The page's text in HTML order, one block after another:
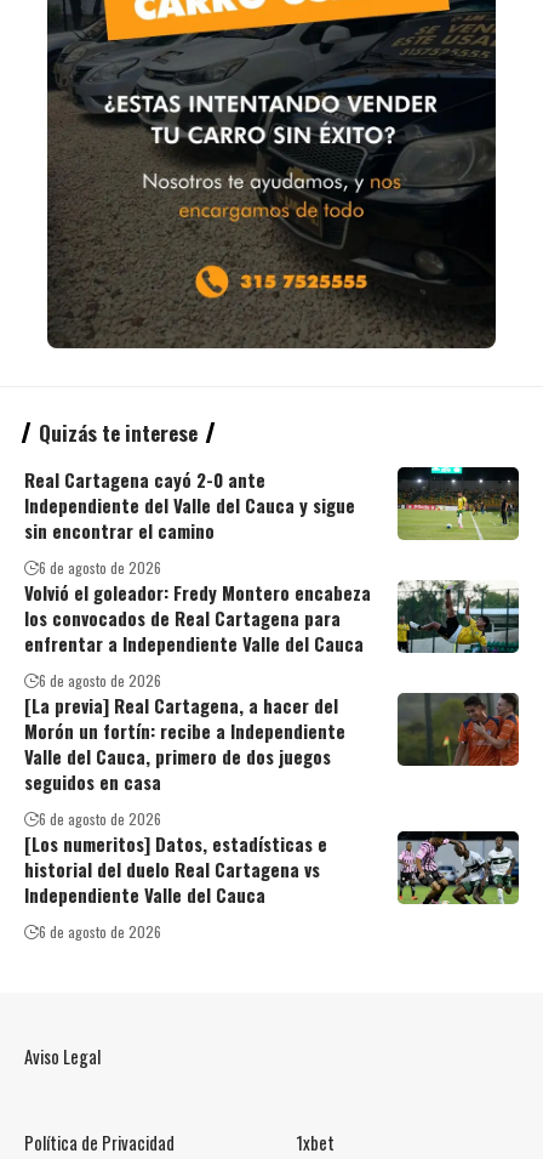
Quizás te interese
Real Cartagena cayó 2-0 ante
Independiente del Valle del Cauca y sigue
sin encontrar el camino
6 de agosto de 2026
Volvió el goleador: Fredy Montero encabeza
los convocados de Real Cartagena para
enfrentar a Independiente Valle del Cauca
6 de agosto de 2026
[La previa] Real Cartagena, a hacer del
Morón un fortín: recibe a Independiente
Valle del Cauca, primero de dos juegos
seguidos en casa
6 de agosto de 2026
[Los numeritos] Datos, estadísticas e
historial del duelo Real Cartagena vs
Independiente Valle del Cauca
6 de agosto de 2026
Aviso Legal
Política de Privacidad 1xbet